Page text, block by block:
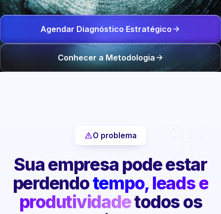
Agendar Diagnóstico Estratégico
Conhecer a Metodologia
O problema
Sua empresa pode estar
perdendotempo, leads e
produtividadetodos os